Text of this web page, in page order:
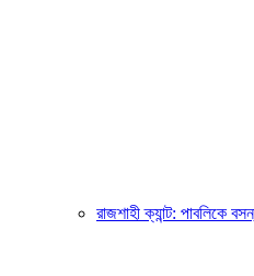
রাজশাহী ক্যান্ট: পাবলিকে